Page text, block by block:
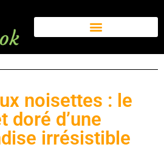
noisettes : le
doré d’une
irrésistible